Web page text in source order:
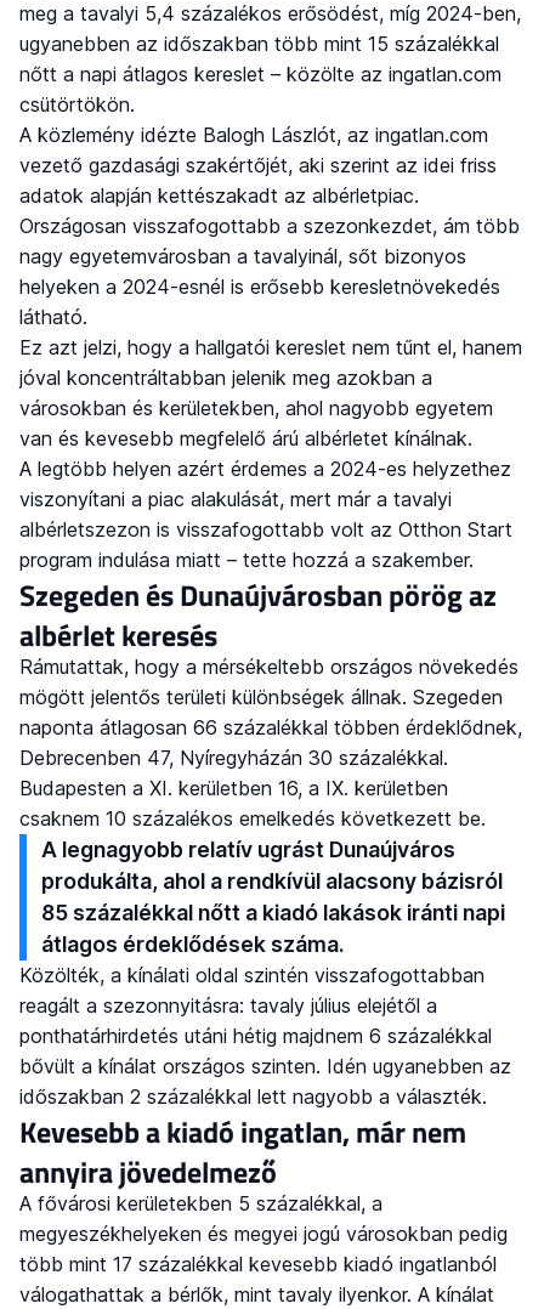
meg a tavalyi 5,4 százalékos erősödést, míg 2024-ben,
ugyanebben az időszakban több mint 15 százalékkal
nőtt a napi átlagos kereslet – közölte az ingatlan.com
csütörtökön.
A közlemény idézte Balogh Lászlót, az ingatlan.com
vezető gazdasági szakértőjét, aki szerint az idei friss
adatok alapján kettészakadt az albérletpiac.
Országosan visszafogottabb a szezonkezdet, ám több
nagy egyetemvárosban a tavalyinál, sőt bizonyos
helyeken a 2024-esnél is erősebb keresletnövekedés
látható.
Ez azt jelzi, hogy a hallgatói kereslet nem tűnt el, hanem
jóval koncentráltabban jelenik meg azokban a
városokban és kerületekben, ahol nagyobb egyetem
van és kevesebb megfelelő árú albérletet kínálnak.
A legtöbb helyen azért érdemes a 2024-es helyzethez
viszonyítani a piac alakulását, mert már a tavalyi
albérletszezon is visszafogottabb volt az Otthon Start
program indulása miatt – tette hozzá a szakember.
Szegeden és Dunaújvárosban pörög az
albérlet keresés
Rámutattak, hogy a mérsékeltebb országos növekedés
mögött jelentős területi különbségek állnak. Szegeden
naponta átlagosan 66 százalékkal többen érdeklődnek,
Debrecenben 47, Nyíregyházán 30 százalékkal.
Budapesten a XI. kerületben 16, a IX. kerületben
csaknem 10 százalékos emelkedés következett be.
A legnagyobb relatív ugrást Dunaújváros
produkálta, ahol a rendkívül alacsony bázisról
85 százalékkal nőtt a kiadó lakások iránti napi
átlagos érdeklődések száma.
Közölték, a kínálati oldal szintén visszafogottabban
reagált a szezonnyitásra: tavaly július elejétől a
ponthatárhirdetés utáni hétig majdnem 6 százalékkal
bővült a kínálat országos szinten. Idén ugyanebben az
időszakban 2 százalékkal lett nagyobb a választék.
Kevesebb a kiadó ingatlan, már nem
annyira jövedelmező
A fővárosi kerületekben 5 százalékkal, a
megyeszékhelyeken és megyei jogú városokban pedig
több mint 17 százalékkal kevesebb kiadó ingatlanból
válogathattak a bérlők, mint tavaly ilyenkor. A kínálat